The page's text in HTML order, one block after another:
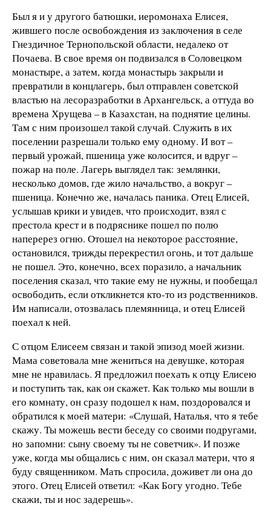
Был я и у другого батюшки, иеромонаха Елисея,
жившего после освобождения из заключения в селе
Гнездичное Тернопольской области, недалеко от
Почаева. В свое время он подвизался в Соловецком
монастыре, а затем, когда монастырь закрыли и
превратили в концлагерь, был отправлен советской
властью на лесоразработки в Архангельск, а оттуда во
времена Хрущева – в Казахстан, на поднятие целины.
Там с ним произошел такой случай. Служить в их
поселении разрешали только ему одному. И вот –
первый урожай, пшеница уже колосится, и вдруг –
пожар на поле. Лагерь выглядел так: землянки,
несколько домов, где жило начальство, а вокруг –
пшеница. Конечно же, началась паника. Отец Елисей,
услышав крики и увидев, что происходит, взял с
престола крест и в подряснике пошел по полю
наперерез огню. Отошел на некоторое расстояние,
остановился, трижды перекрестил огонь, и тот дальше
не пошел. Это, конечно, всех поразило, а начальник
поселения сказал, что такие ему не нужны, и пообещал
освободить, если откликнется кто-то из родственников.
Им написали, отозвалась племянница, и отец Елисей
поехал к ней.
С отцом Елисеем связан и такой эпизод моей жизни.
Мама советовала мне жениться на девушке, которая
мне не нравилась. Я предложил поехать к отцу Елисею
и поступить так, как он скажет. Как только мы вошли в
его комнату, он сразу подошел к нам, поздоровался и
обратился к моей матери: «Слушай, Наталья, что я тебе
скажу. Ты можешь вести беседу со своими подругами,
но запомни: сыну своему ты не советчик». И позже
уже, когда мы общались с ним, он сказал матери, что я
буду священником. Мать спросила, доживет ли она до
этого. Отец Елисей ответил: «Как Богу угодно. Тебе
скажи, ты и нос задерешь».